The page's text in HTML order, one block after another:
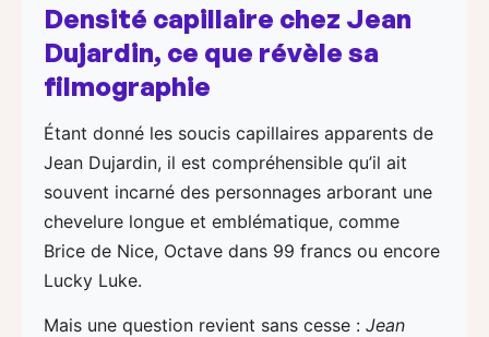
Densité capillaire chez Jean
Dujardin, ce que révèle sa
filmographie
Étant donné les soucis capillaires apparents de
Jean Dujardin, il est compréhensible qu’il ait
souvent incarné des personnages arborant une
chevelure longue et emblématique, comme
Brice de Nice, Octave dans 99 francs ou encore
Lucky Luke.
Mais une question revient sans cesse : Jean